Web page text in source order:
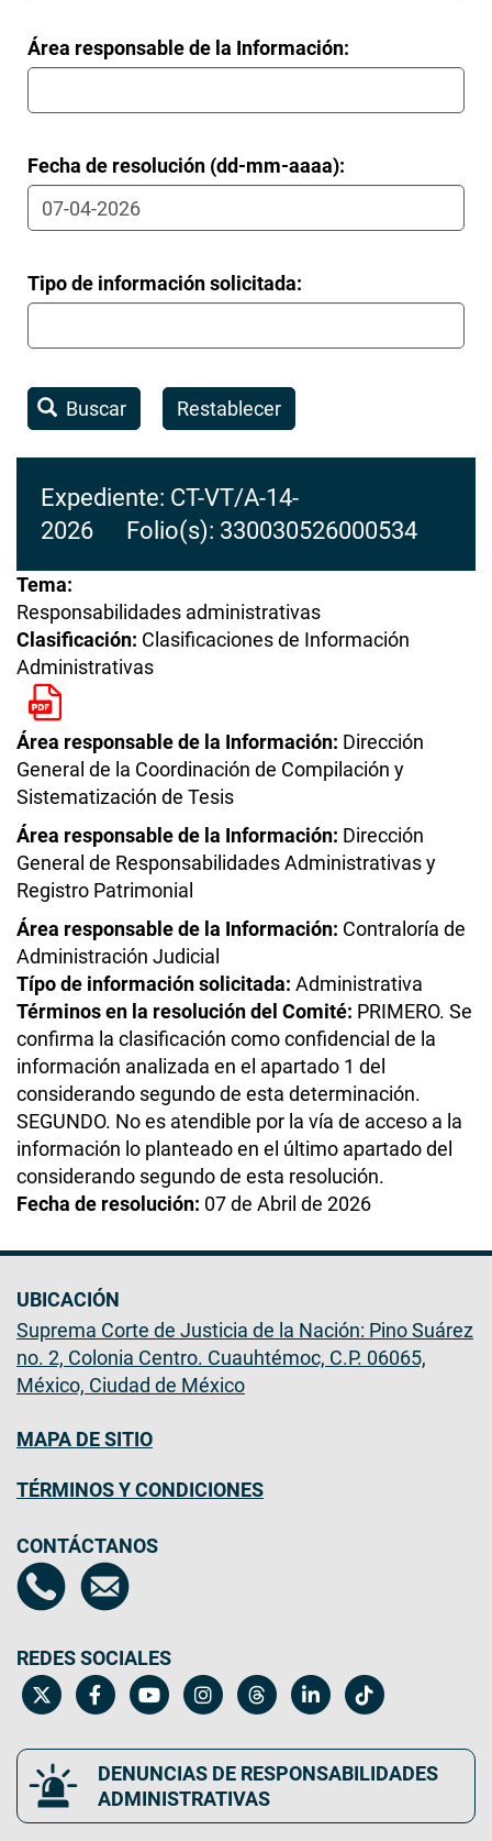
Área responsable de la Información:
Fecha de resolución (dd-mm-aaaa):
Tipo de información solicitada:
Buscar Restablecer
Expediente: CT-VT/A-14-
2026 Folio(s): 330030526000534
Tema:
Responsabilidades administrativas
Clasificación: Clasificaciones de Información
Administrativas
Área responsable de la Información: Dirección
General de la Coordinación de Compilación y
Sistematización de Tesis
Área responsable de la Información: Dirección
General de Responsabilidades Administrativas y
Registro Patrimonial
Área responsable de la Información: Contraloría de
Administración Judicial
Típo de información solicitada: Administrativa
Términos en la resolución del Comité: PRIMERO. Se
confirma la clasificación como confidencial de la
información analizada en el apartado 1 del
considerando segundo de esta determinación.
SEGUNDO. No es atendible por la vía de acceso a la
información lo planteado en el último apartado del
considerando segundo de esta resolución.
Fecha de resolución: 07 de Abril de 2026
UBICACIÓN
Suprema Corte de Justicia de la Nación: Pino Suárez
no. 2, Colonia Centro. Cuauhtémoc, C.P. 06065,
México, Ciudad de México
MAPA DE SITIO
TÉRMINOS Y CONDICIONES
CONTÁCTANOS
REDES SOCIALES
DENUNCIAS DE RESPONSABILIDADES
ADMINISTRATIVAS